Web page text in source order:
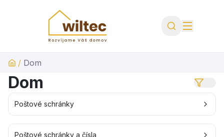
/ Dom
Dom
Poštové schránky
Poštové schránky a čísla